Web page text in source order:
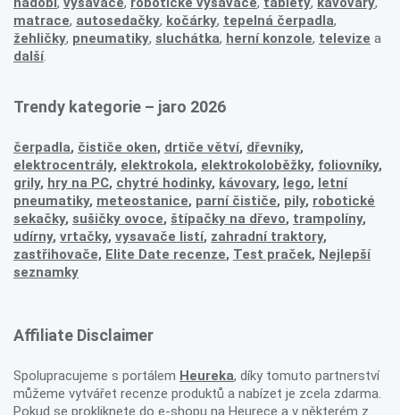
matrace, autosedačky, kočárky, tepelná čerpadla,
žehličky, pneumatiky, sluchátka, herní konzole, televize a
další.
Trendy kategorie – jaro 2026
čerpadla, čističe oken, drtiče větví, dřevníky,
elektrocentrály, elektrokola, elektrokoloběžky, foliovníky,
grily, hry na PC, chytré hodinky, kávovary, lego, letní
pneumatiky, meteostanice, parní čističe, pily, robotické
sekačky, sušičky ovoce, štípačky na dřevo, trampolíny,
udírny, vrtačky, vysavače listí, zahradní traktory,
zastřihovače, Elite Date recenze, Test praček, Nejlepší
seznamky
Affiliate Disclaimer
Spolupracujeme s portálem Heureka, díky tomuto partnerství
můžeme vytvářet recenze produktů a nabízet je zcela zdarma.
Pokud se prokliknete do e-shopu na Heurece a v některém z